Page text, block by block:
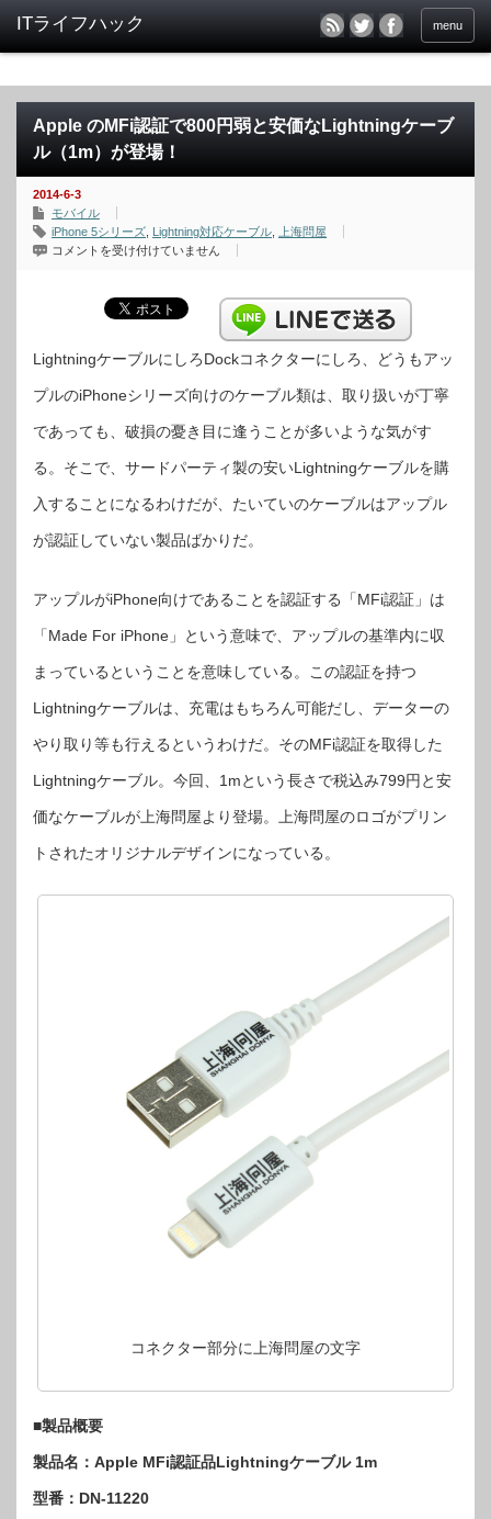
menu
Apple のMFi認証で800円弱と安価なLightningケーブ
ル（1m）が登場！
2014-6-3
モバイル
iPhone 5シリーズ Lightning対応ケーブル
上海問屋
Apple
弱
と
価
ケ
ル
が
登
は
コメントを受け付けていません
LightningケーブルにしろDockコネクターにしろ、どうもアッ
プルのiPhoneシリーズ向けのケーブル類は、取り扱いが丁寧
であっても、破損の憂き目に逢うことが多いような気がす
る。そこで、サードパーティ製の安いLightningケーブルを購
入することになるわけだが、たいていのケーブルはアップル
が認証していない製品ばかりだ。
アップルがiPhone向けであることを認証する「MFi認証」は
「Made For iPhone」という意味で、アップルの基準内に収
まっているということを意味している。この認証を持つ
Lightningケーブルは、充電はもちろん可能だし、データーの
やり取り等も行えるというわけだ。そのMFi認証を取得した
Lightningケーブル。今回、1mという長さで税込み799円と安
価なケーブルが上海問屋より登場。上海問屋のロゴがプリン
トされたオリジナルデザインになっている。
コネクター部分に上海問屋の文字
■製品概要
製品名：Apple MFi認証品Lightningケーブル 1m
型番：DN-11220